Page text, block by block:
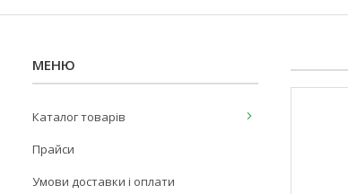
Каталог товарів
Прайси
Умови доставки і оплати